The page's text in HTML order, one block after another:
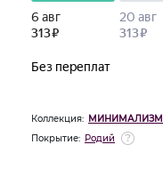
Коллекция: МИНИМАЛИЗМ
Покрытие: Родий